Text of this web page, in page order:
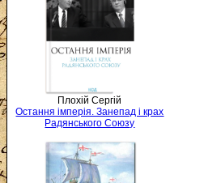
Плохій Сергій
Остання імперія. Занепад і крах
Радянського Союзу